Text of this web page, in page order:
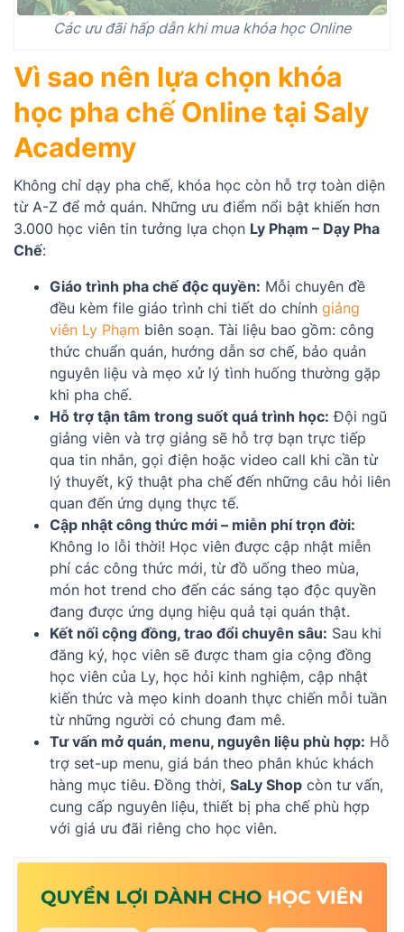
Các ưu đãi hấp dẫn khi mua khóa học Online
Vì sao nên lựa chọn khóa
học pha chế Online tại Saly
Academy
Không chỉ dạy pha chế, khóa học còn hỗ trợ toàn diện
từ A-Z để mở quán. Những ưu điểm nổi bật khiến hơn
3.000 học viên tin tưởng lựa chọn Ly Phạm – Dạy Pha
Chế:
Giáo trình pha chế độc quyền: Mỗi chuyên đề
đều kèm file giáo trình chi tiết do chính giảng
viên Ly Phạm biên soạn. Tài liệu bao gồm: công
thức chuẩn quán, hướng dẫn sơ chế, bảo quản
nguyên liệu và mẹo xử lý tình huống thường gặp
khi pha chế.
Hỗ trợ tận tâm trong suốt quá trình học: Đội ngũ
giảng viên và trợ giảng sẽ hỗ trợ bạn trực tiếp
qua tin nhắn, gọi điện hoặc video call khi cần từ
lý thuyết, kỹ thuật pha chế đến những câu hỏi liên
quan đến ứng dụng thực tế.
Cập nhật công thức mới – miễn phí trọn đời:
Không lo lỗi thời! Học viên được cập nhật miễn
phí các công thức mới, từ đồ uống theo mùa,
món hot trend cho đến các sáng tạo độc quyền
đang được ứng dụng hiệu quả tại quán thật.
Kết nối cộng đồng, trao đổi chuyên sâu: Sau khi
đăng ký, học viên sẽ được tham gia cộng đồng
học viên của Ly, học hỏi kinh nghiệm, cập nhật
kiến thức và mẹo kinh doanh thực chiến mỗi tuần
từ những người có chung đam mê.
Tư vấn mở quán, menu, nguyên liệu phù hợp: Hỗ
trợ set-up menu, giá bán theo phân khúc khách
hàng mục tiêu. Đồng thời, SaLy Shop còn tư vấn,
cung cấp nguyên liệu, thiết bị pha chế phù hợp
với giá ưu đãi riêng cho học viên.